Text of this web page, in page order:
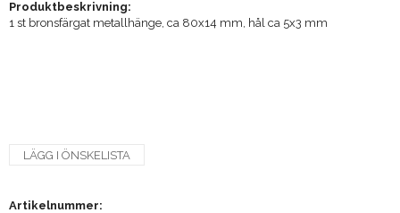
Produktbeskrivning:
1 st bronsfärgat metallhänge, ca 80x14 mm, hål ca 5x3 mm
LÄGG I ÖNSKELISTA
Artikelnummer: